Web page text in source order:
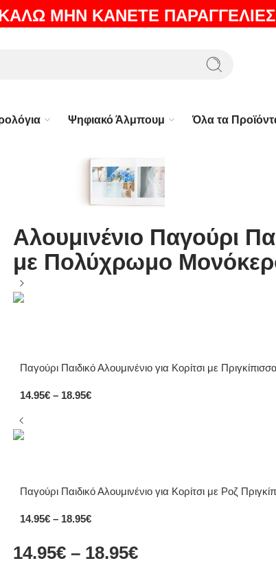
ΜΗΝ ΚΑΝΕΤΕ ΠΑΡΑΓΓΕΛΙΕΣ
Ψηφιακό Άλμπουμ Όλα τα
Αλουμινένιο Παγούρι
με Πολύχρωμο
Παγούρι Παιδικό Αλουμινένιο για Κορίτσι με
14.95€ – 18.95€
Παγούρι Παιδικό Αλουμινένιο για Κορίτσι με Ροζ
14.95€ – 18.95€
14.95€ – 18.95€